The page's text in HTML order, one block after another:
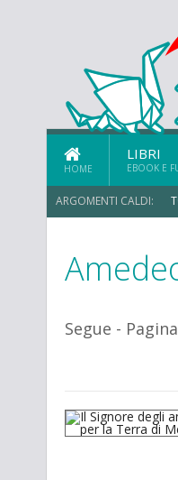
HOME
LIBRI
EBOOK E
ARGOMENTI CALDI:
Segue -